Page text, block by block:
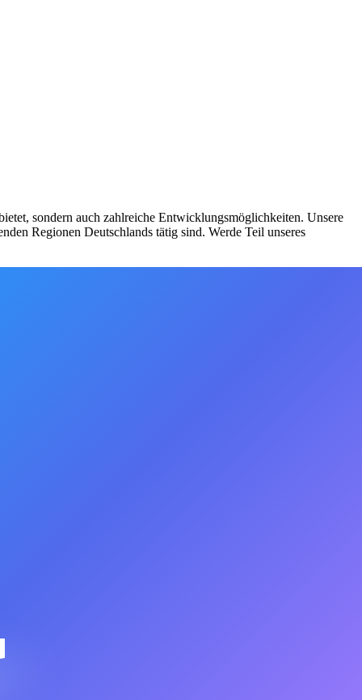
sondern auch zahlreiche Entwicklungsmöglichkeiten. Unsere
Regionen Deutschlands tätig sind. Werde Teil unseres